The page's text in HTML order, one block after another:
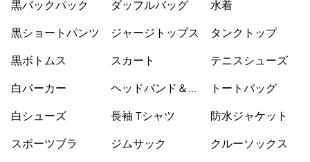
黒バックパック
黒ショートパンツ
黒ボトムス
白パーカー
白シューズ
スポーツブラ
ダッフルバッグ
ジャージトップス
スカート
ヘッドバンド＆バ
長袖 Tシャツ
ジムサック
水着
タンクトップ
テニスシューズ
トートバッグ
防水ジャケット
クルーソックス